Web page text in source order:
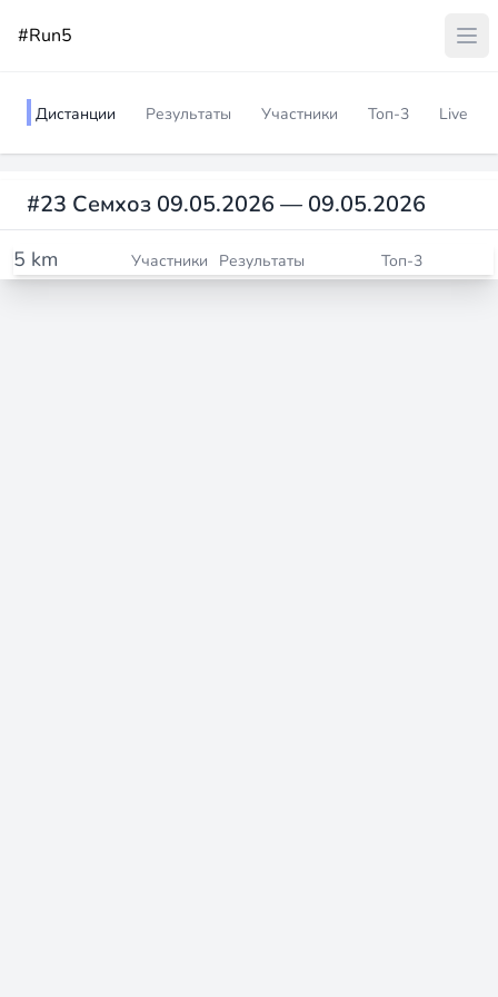
#Run5
Дистанции Результаты Участники Топ-3 Live
#23 Семхоз 09.05.2026 — 09.05.2026
5 km Участники Результаты Топ-3